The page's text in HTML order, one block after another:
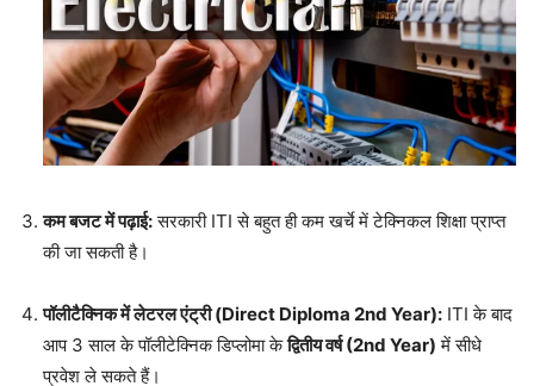
कम बजट में पढ़ाई:सरकारी ITI से बहुत ही कम खर्चे में टेक्निकल शिक्षा प्राप्त
की जा सकती है।
पॉलीटैक्निक में लेटरल एंट्री (Direct Diploma 2nd Year): ITI के बाद
आप 3 साल के पॉलीटेक्निक डिप्लोमा केद्वितीय वर्ष (2nd Year) में सीधे
प्रवेश ले सकते हैं।